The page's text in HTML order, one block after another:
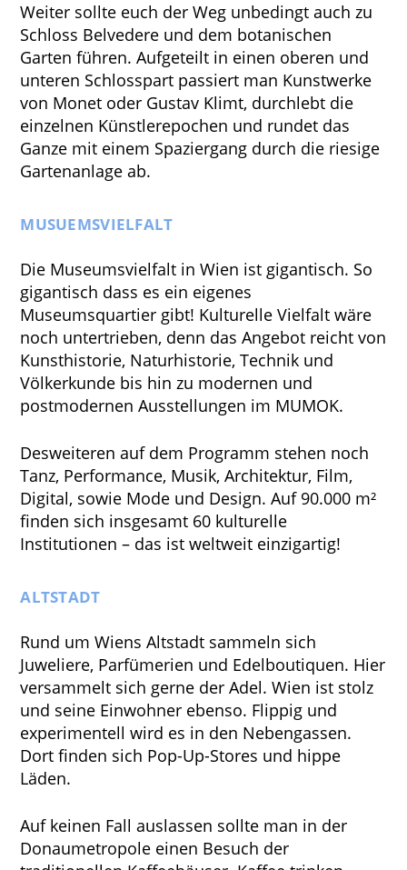
Weiter sollte euch der Weg unbedingt auch zu
Schloss Belvedere und dem botanischen
Garten führen. Aufgeteilt in einen oberen und
unteren Schlosspart passiert man Kunstwerke
von Monet oder Gustav Klimt, durchlebt die
einzelnen Künstlerepochen und rundet das
Ganze mit einem Spaziergang durch die riesige
Gartenanlage ab.
MUSUEMSVIELFALT
Die Museumsvielfalt in Wien ist gigantisch. So
gigantisch dass es ein eigenes
Museumsquartier gibt! Kulturelle Vielfalt wäre
noch untertrieben, denn das Angebot reicht von
Kunsthistorie, Naturhistorie, Technik und
Völkerkunde bis hin zu modernen und
postmodernen Ausstellungen im MUMOK.
Desweiteren auf dem Programm stehen noch
Tanz, Performance, Musik, Architektur, Film,
Digital, sowie Mode und Design. Auf 90.000 m²
finden sich insgesamt 60 kulturelle
Institutionen – das ist weltweit einzigartig!
ALTSTADT
Rund um Wiens Altstadt sammeln sich
Juweliere, Parfümerien und Edelboutiquen. Hier
versammelt sich gerne der Adel. Wien ist stolz
und seine Einwohner ebenso. Flippig und
experimentell wird es in den Nebengassen.
Dort finden sich Pop-Up-Stores und hippe
Läden.
Auf keinen Fall auslassen sollte man in der
Donaumetropole einen Besuch der